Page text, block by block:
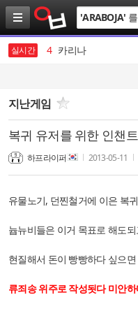
검
색
'ARABOJA'
실시간
3 미시
4 카리나
6 SK
SK네트웍스
8 SKT
9 SK이노베이션
10 최인근
1 19
지난게임
복귀 유저를 위한 인챈
하프라이퍼 2013-05-11
유물노기, 던찐철거에 이은 복
늅뉴비들은 이거 목표로 해도되
현질해서 돈이 빵빵하다 싶으
류죄송 위주로 작성됫다 미안